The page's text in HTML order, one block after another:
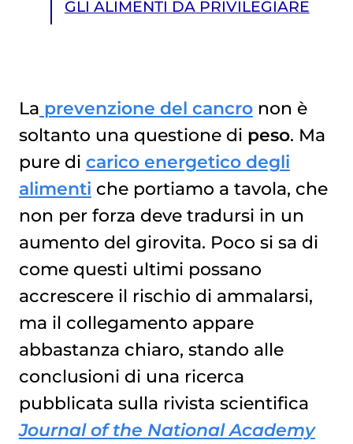
GLI ALIMENTI DA PRIVILEGIARE
La prevenzione del cancronon è
soltanto una questione di peso. Ma
pure di carico energetico degli
alimenti che portiamo a tavola, che
non per forza deve tradursi in un
aumento del girovita. Poco si sa di
come questi ultimi possano
accrescere il rischio di ammalarsi,
ma il collegamento appare
abbastanza chiaro, stando alle
conclusioni di una ricerca
pubblicata sulla rivista scientifica
Journal of the National Academy